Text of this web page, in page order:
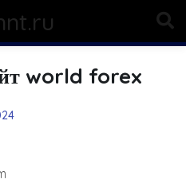
world forex